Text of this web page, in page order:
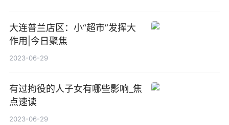
大连普兰店区：小“超市”发挥大
作用|今日聚焦
2023-06-29
有过拘役的人子女有哪些影响_焦
点速读
2023-06-29